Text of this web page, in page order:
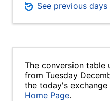
See previous days
The conversion table
from Tuesday
the today's
Home Page.